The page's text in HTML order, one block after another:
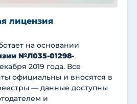
лицензия
на основании
№Л035-01298-
2019 года. Все
официальны и вносятся в
— данные доступны
и